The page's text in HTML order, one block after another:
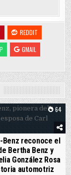
REDDIT
GMAIL
64
Benz reconoce el
Bertha Benz y
González Rosa
automotriz